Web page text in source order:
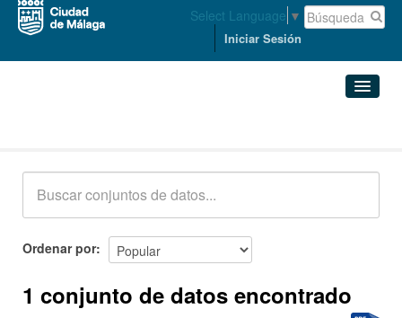
Select Language ▼
Iniciar Sesión
Acerca de
Ordenar por
1 conjunto de datos encontrado